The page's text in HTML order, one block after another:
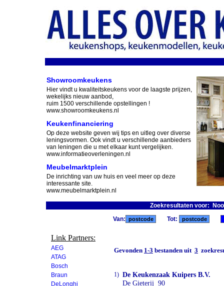
Showroomkeukens
Hier vindt u kwaliteitskeukens voor de laagste prijzen,
wekelijks nieuw aanbod,
ruim 1500 verschillende opstellingen !
www.showroomkeukens.nl
Keukenfinanciering
Op deze website geven wij tips en uitleg over diverse
leningsvormen. Ook vindt u verschillende aanbieders
van leningen die u met elkaar kunt vergelijken.
www.informatieoverleningen.nl
Meubelmarktplein
De inrichting van uw huis en veel meer op deze
interessante site.
www.meubelmarktplein.nl
Zoekresultaten voor:
Link Partners:
AEG
ATAG
Bosch
Braun
DeLonghi
Van: Tot:
Gevonden 1-3 bestanden uit 3
1) De Keukenzaak Kuipers B.V.
De Gieterij 90